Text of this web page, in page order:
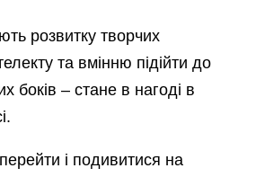
розвитку творчих
та вмінню підійти до
боків – стане в нагоді в
і подивитися на